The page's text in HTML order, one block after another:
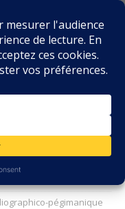
DE LA
pégimanique